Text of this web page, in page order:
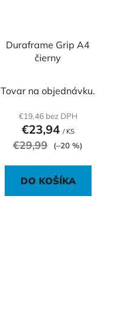
Duraframe Grip A4
čierny
Tovar na objednávku.
€19,46 bez DPH
€23,94 / KS
€29,99 (–20 %)
DO KOŠÍKA